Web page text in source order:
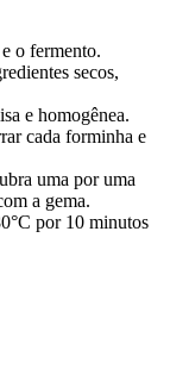
o fermento.
secos,
e homogênea.
cada forminha e
uma por uma
a gema.
por 10 minutos